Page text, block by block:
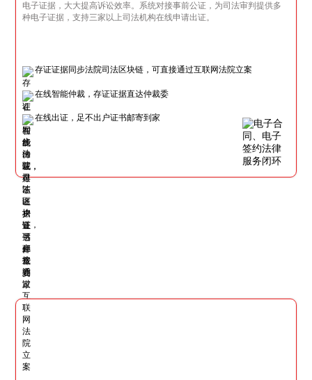
电子证据，大大提高诉讼效率。系统对接事前公证，为司法审判提供多
种电子证据，支持三家以上司法机构在线申请出证。
存证证据同步法院司法区块链，可直接通过互联网法院立案
在线智能仲裁，存证证据直达仲裁委
在线出证，足不出户证书邮寄到家